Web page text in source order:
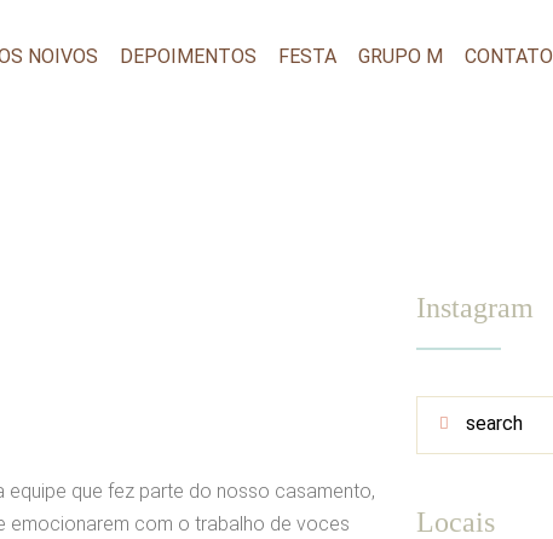
NOIVOS DEPOIMENTOS FESTA GRUPO M CONTATO
que fez parte do nosso casamento,
emocionarem com o trabalho de voces
Instagram
Locais